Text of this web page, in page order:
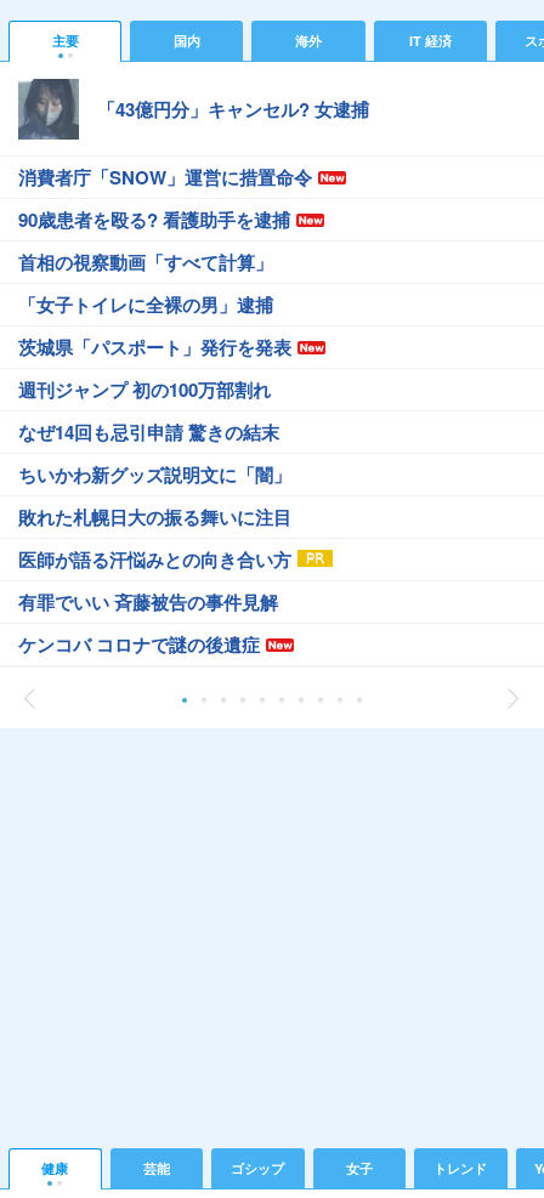
主要 国内 海外 IT 経済 ス
「43億円分」キャンセル? 女逮捕
消費者庁「SNOW」運営に措置命令
90歳患者を殴る? 看護助手を逮捕
首相の視察動画「すべて計算」
「女子トイレに全裸の男」逮捕
茨城県「パスポート」発行を発表
週刊ジャンプ 初の100万部割れ
なぜ14回も忌引申請 驚きの結末
ちいかわ新グッズ説明文に「闇」
敗れた札幌日大の振る舞いに注目
医師が語る汗悩みとの向き合い方
有罪でいい 斉藤被告の事件見解
ケンコバ コロナで謎の後遺症
健康 芸能 ゴシップ 女子 トレンド